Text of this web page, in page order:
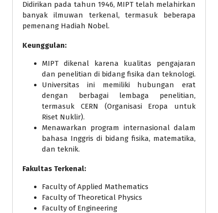
Didirikan pada tahun 1946, MIPT telah melahirkan
banyak ilmuwan terkenal, termasuk beberapa
pemenang Hadiah Nobel.
Keunggulan:
MIPT dikenal karena kualitas pengajaran
dan penelitian di bidang fisika dan teknologi.
Universitas ini memiliki hubungan erat
dengan berbagai lembaga penelitian,
termasuk CERN (Organisasi Eropa untuk
Riset Nuklir).
Menawarkan program internasional dalam
bahasa Inggris di bidang fisika, matematika,
dan teknik.
Fakultas Terkenal:
Faculty of Applied Mathematics
Faculty of Theoretical Physics
Faculty of Engineering